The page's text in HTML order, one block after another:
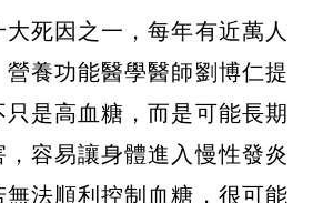
死因之一，每年有近萬人
營養功能醫學醫師劉博仁提
是高血糖，而是可能長期
容易讓身體進入慢性發炎
法順利控制血糖，很可能